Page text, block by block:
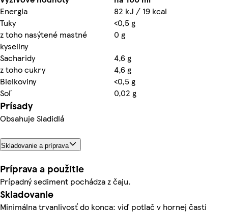
Energia
82 kJ / 19 kcal
Tuky
<0,5 g
z toho nasýtené mastné
kyseliny
0 g
Sacharidy
4,6 g
z toho cukry
4,6 g
Bielkoviny
<0,5 g
Soľ
0,02 g
Prísady
Obsahuje Sladidlá
Skladovanie a príprava
Príprava a použitie
Prípadný sediment pochádza z čaju.
Skladovanie
Minimálna trvanlivosť do konca: viď potlač v hornej časti